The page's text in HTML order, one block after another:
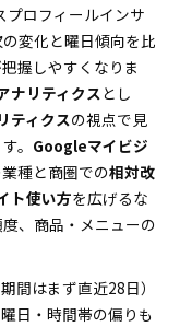
ロフィールインサ
変化と曜日傾向を比
握しやすくなりま
ナリティクスとし
ティクスの視点で見
。 Googleマイビジ
種と商圏での相対改
ト使い方を広げるな
、商品・メニューの
間はまず直近28日）
日・時間帯の偏りも